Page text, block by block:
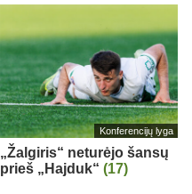
Konferencijų lyga
„Žalgiris“ neturėjo šansų
prieš „Hajduk“ (17)